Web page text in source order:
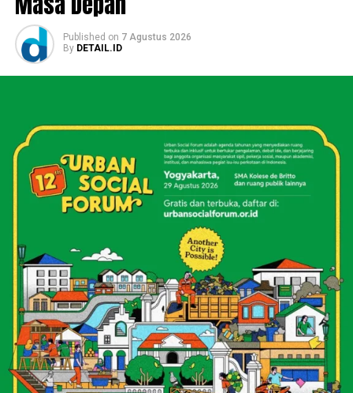
Published on 7 Agustus 2026
By DETAIL.ID